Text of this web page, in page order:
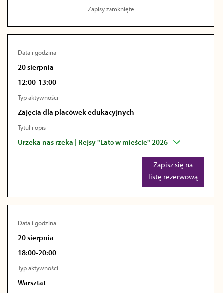
Zapisy zamknięte
Data i godzina
20 sierpnia
12:00-13:00
Typ aktywności
Zajęcia dla placówek edukacyjnych
Tytuł i opis
Urzeka nas rzeka | Rejsy "Lato w mieście" 2026
Zapisz się na
listę rezerwową
Data i godzina
20 sierpnia
18:00-20:00
Typ aktywności
Warsztat